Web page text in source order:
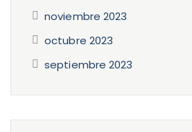
noviembre 2023
octubre 2023
septiembre 2023